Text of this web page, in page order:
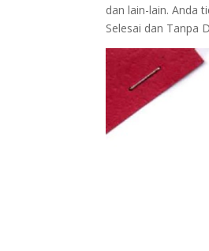
dan lain-lain. Anda
Selesai dan Tanpa